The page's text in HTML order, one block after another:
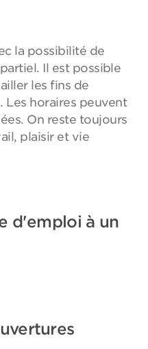
la possibilité de
Il est possible
les fins de
Les horaires peuvent
On reste toujours
plaisir et vie
d'emploi à un